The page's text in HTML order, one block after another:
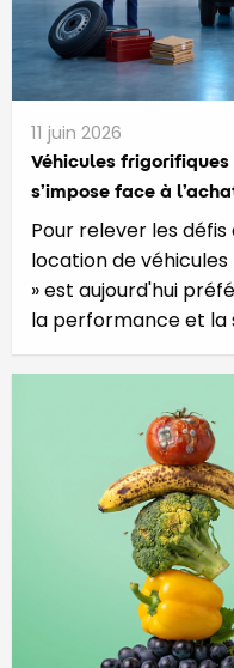
11 juin 2026
​​​​​Véhicules
s’impose face à
Pour relever les
location de véhicules
» est aujourd'hui
la performance et la